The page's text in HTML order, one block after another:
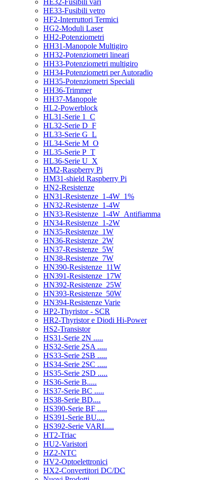
HE32-Fusibili vari
HE33-Fusibili vetro
HF2-Interruttori Termici
HG2-Moduli Laser
HH2-Potenziometri
HH31-Manopole Multigiro
HH32-Potenziometri lineari
HH33-Potenziometri multigiro
HH34-Potenziometri per Autoradio
HH35-Potenziometri Speciali
HH36-Trimmer
HH37-Manopole
HL2-Powerblock
HL31-Serie 1_C
HL32-Serie D_F
HL33-Serie G_L
HL34-Serie M_O
HL35-Serie P_T
HL36-Serie U_X
HM2-Raspberry Pi
HM31-shield Raspberry Pi
HN2-Resistenze
HN31-Resistenze_1-4W_1%
HN32-Resistenze_1-4W
HN33-Resistenze_1-4W_Antifiamma
HN34-Resistenze_1-2W
HN35-Resistenze_1W
HN36-Resistenze_2W
HN37-Resistenze_5W
HN38-Resistenze_7W
HN390-Resistenze_11W
HN391-Resistenze_17W
HN392-Resistenze_25W
HN393-Resistenze_50W
HN394-Resistenze Varie
HP2-Thyristor - SCR
HR2-Thyristor e Diodi Hi-Power
HS2-Transistor
HS31-Serie 2N .....
HS32-Serie 2SA .....
HS33-Serie 2SB .....
HS34-Serie 2SC .....
HS35-Serie 2SD .....
HS36-Serie B.....
HS37-Serie BC .....
HS38-Serie BD....
HS390-Serie BF .....
HS391-Serie BU....
HS392-Serie VARI.....
HT2-Triac
HU2-Varistori
HZ2-NTC
HV2-Optoelettronici
HX2-Convertitori DC/DC